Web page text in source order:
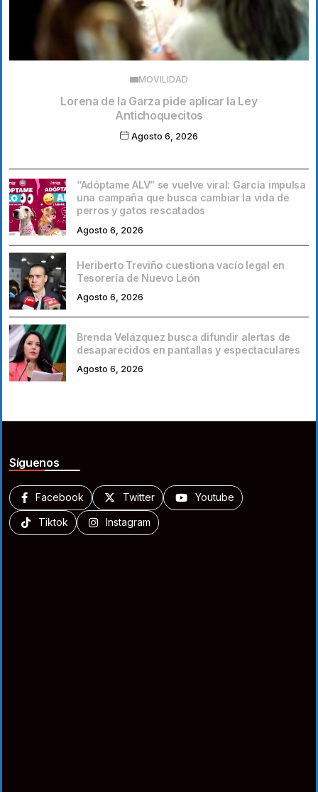
MOVILIDAD
Lorena de la Garza pide aplicar la Ley
Antichoquecitos
Agosto 6, 2026
“Adóptame ALV” se vuelve viral: García impulsa
una campaña que busca cambiar la vida de
perros y gatos rescatados
Agosto 6, 2026
Heriberto Treviño cuestiona vacío legal en
Tesorería de Nuevo León
Agosto 6, 2026
Brenda Velázquez busca difundir alertas de
desaparecidos en pantallas y espectaculares
Agosto 6, 2026
Síguenos
Facebook Twitter Youtube
Tiktok Instagram